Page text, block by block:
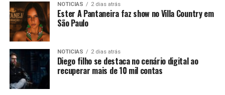
NOTICIAS 2 dias atrás
Ester A Pantaneira faz show no Villa Country em
São Paulo
NOTICIAS 2 dias atrás
Diego filho se destaca no cenário digital ao
recuperar mais de 10 mil contas